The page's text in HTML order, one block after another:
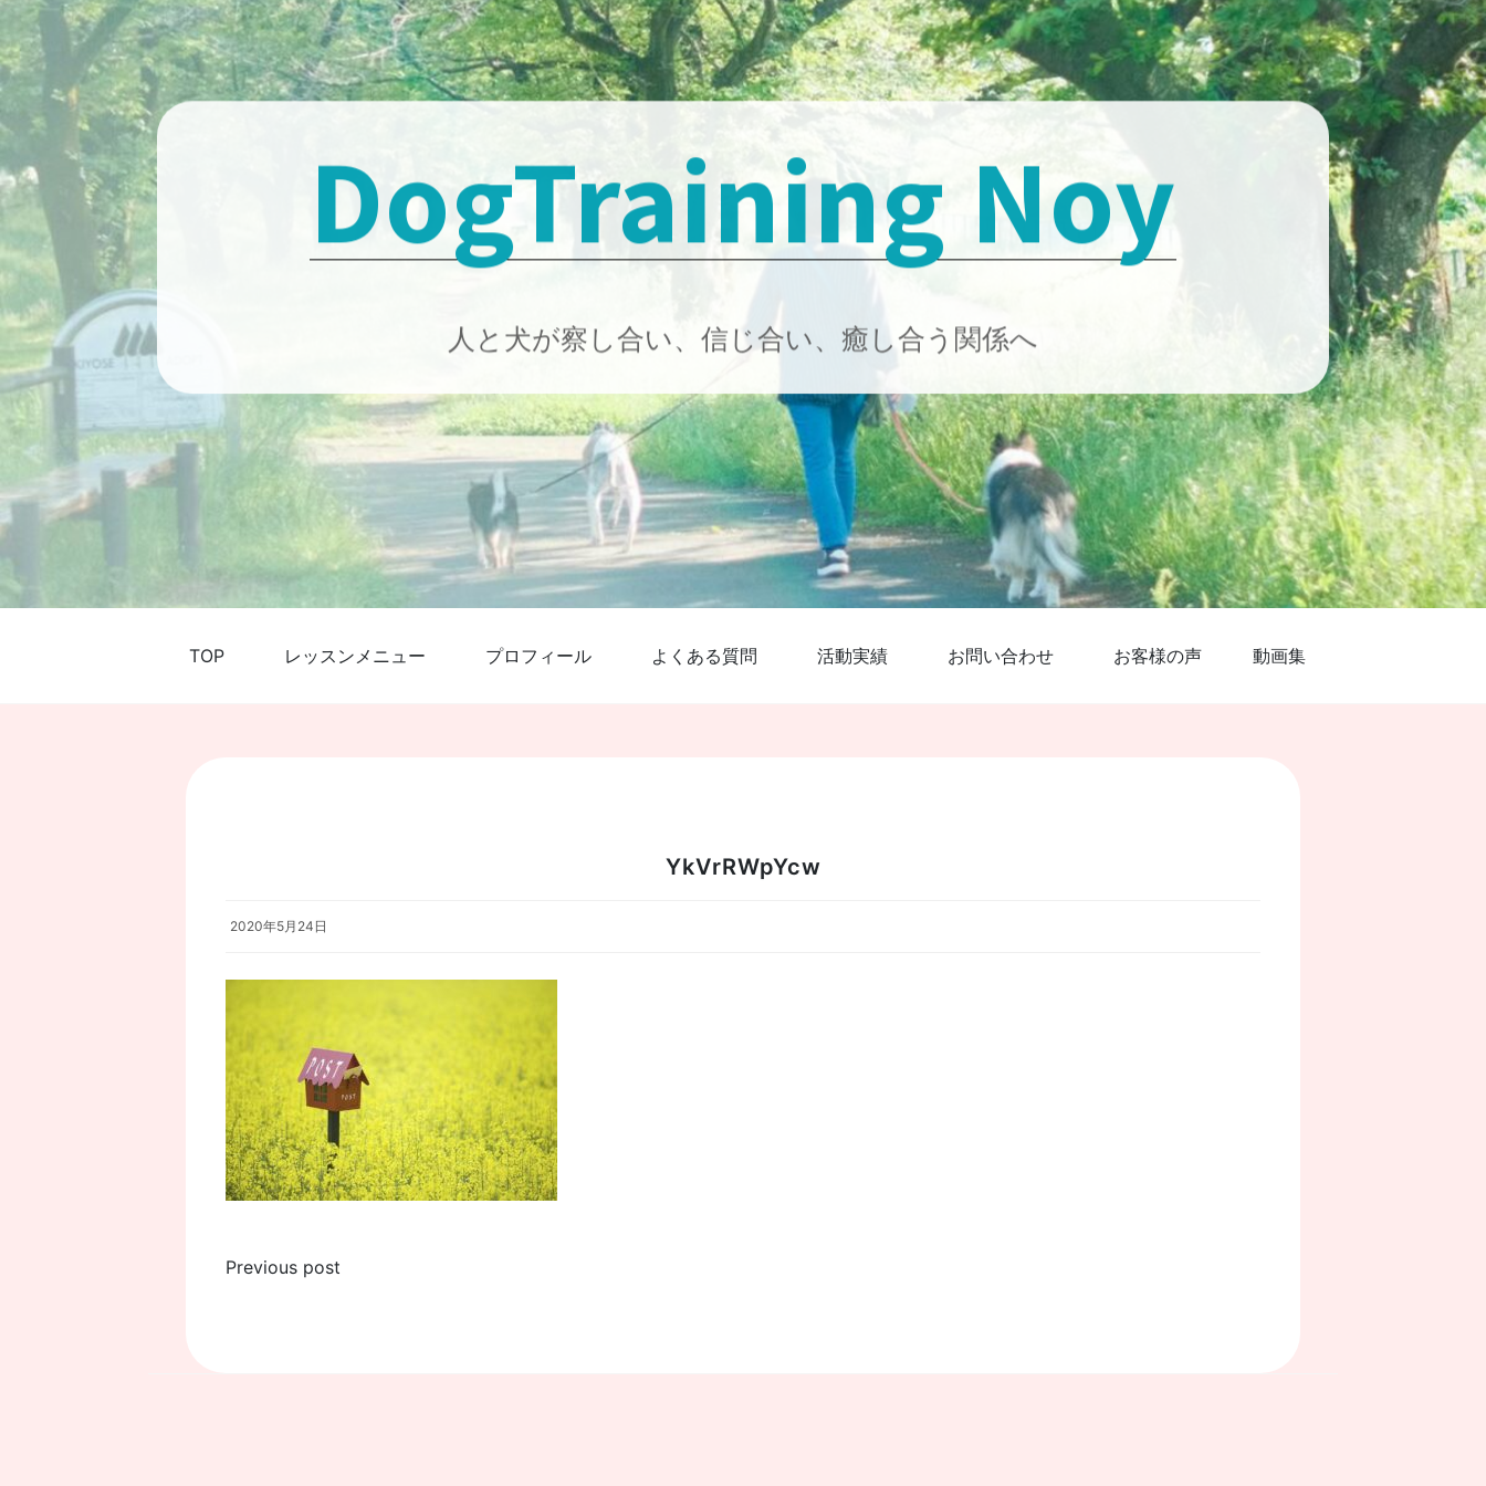
Skip
to
content
DogTraining Noy
人と犬が察し合い、信じ合い、癒し合う関係へ
TOP レッスンメニュー プロフィール よくある質問 活動実績 お問い合わせ お客様の声 動画集
YkVrRWpYcw
2020年5月24日
投
Previous post